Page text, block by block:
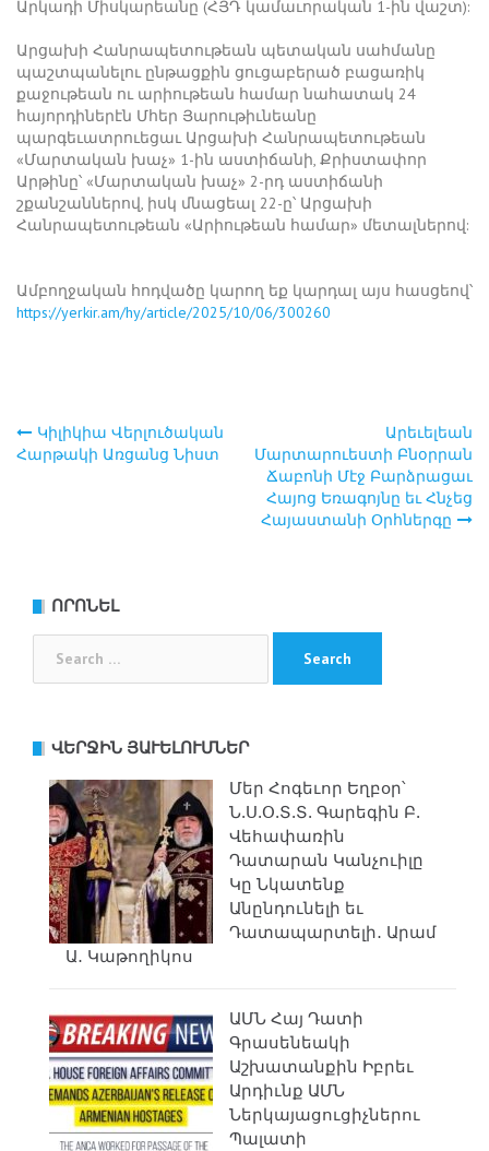
Արկադի Միսկարեանը (ՀՅԴ կամաւորական 1-ին վաշտ):
Արցախի Հանրապետութեան պետական սահմանը
պաշտպանելու ընթացքին ցուցաբերած բացառիկ
քաջութեան ու արիութեան համար նահատակ 24
հայորդիներէն Մհեր Յարութիւնեանը
պարգեւատրուեցաւ Արցախի Հանրապետութեան
«Մարտական խաչ» 1-ին աստիճանի, Քրիստափոր
Արթինը՝ «Մարտական խաչ» 2-րդ աստիճանի
շքանշաններով, իսկ մնացեալ 22-ը՝ Արցախի
Հանրապետութեան «Արիութեան համար» մետալներով:
Ամբողջական հոդվածը կարող եք կարդալ այս հասցեով՝
https://yerkir.am/hy/article/2025/10/06/300260
Post
Կիլիկիա Վերլուծական
Հարթակի Առցանց Նիստ
Արեւելեան
Մարտարուեստի Բնօրրան
Ճաբոնի Մէջ Բարձրացաւ
Հայոց Եռագոյնը եւ Հնչեց
Հայաստանի Օրհներգը
ՈՐՈՆԵԼ
ՎԵՐՋԻՆ ՅԱՒԵԼՈՒՄՆԵՐ
Մեր Հոգեւոր Եղբօր՝
Ն.Ս.Օ.Տ.Տ. Գարեգին Բ.
Վեհափառին
Դատարան Կանչուիլը
Կը Նկատենք
Անընդունելի եւ
Դատապարտելի․ Արամ
Ա․ Կաթողիկոս
ԱՄՆ Հայ Դատի
Գրասենեակի
Աշխատանքին Իբրեւ
Արդիւնք ԱՄՆ
Ներկայացուցիչներու
Պալատի